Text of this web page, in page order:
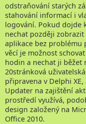
Kontakt
odstraňování starých
stahování informací i
logování. Pokud dojde
nechat později
aplikace bez problému
věcí je možnost
hodin a nechat ji běžet
20stránková
připravena v Delphi
Updater na zajištění
prostředí využívá,
design založený na
Office 2010.